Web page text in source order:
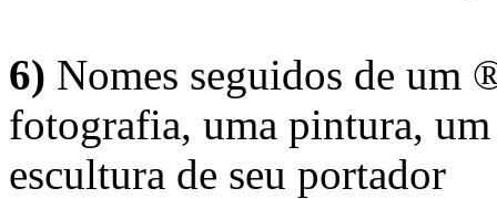
6) Nomes seguidos de um
fotografia, uma pintura,
escultura de seu portador